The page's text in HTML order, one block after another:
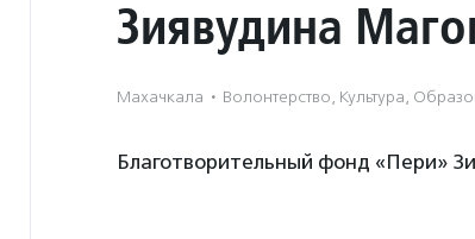
Зиявудина
Махачкала · Волонтерство, Культура,
Благотворительный фонд «Пери»